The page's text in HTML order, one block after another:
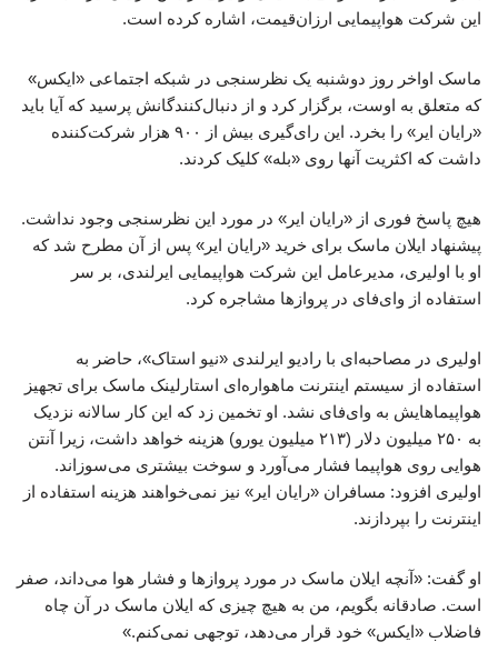
این شرکت هواپیمایی ارزان‌قیمت، اشاره کرده است.
ماسک اواخر روز دوشنبه یک نظرسنجی در شبکه اجتماعی «ایکس»
که متعلق به اوست، برگزار کرد و از دنبال‌کنندگانش پرسید که آیا باید
«رایان ایر» را بخرد. این رای‌گیری بیش از ۹۰۰ هزار شرکت‌کننده
داشت که اکثریت آنها روی «بله» کلیک کردند.
هیچ پاسخ فوری از «رایان ایر» در مورد این نظرسنجی وجود نداشت.
پیشنهاد ایلان ماسک برای خرید «رایان ایر» پس از آن مطرح شد که
او با اولیری، مدیرعامل این شرکت هواپیمایی ایرلندی، بر سر
استفاده از وای‌فای در پروازها مشاجره کرد.
اولیری در مصاحبه‌ای با رادیو ایرلندی «نیو استاک»، حاضر به
استفاده از سیستم اینترنت ماهواره‌ای استارلینک ماسک برای تجهیز
هواپیماهایش به وای‌فای نشد. او تخمین زد که این کار سالانه نزدیک
به ۲۵۰ میلیون دلار (۲۱۳ میلیون یورو) هزینه خواهد داشت، زیرا آنتن
هوایی روی هواپیما فشار می‌آورد و سوخت بیشتری می‌سوزاند.
اولیری افزود: مسافران «رایان ایر» نیز نمی‌خواهند هزینه استفاده از
اینترنت را بپردازند.
او گفت: «آنچه ایلان ماسک در مورد پروازها و فشار هوا می‌داند، صفر
است. صادقانه بگویم، من به هیچ چیزی که ایلان ماسک در آن چاه
فاضلاب «ایکس» خود قرار می‌دهد، توجهی نمی‌کنم.»